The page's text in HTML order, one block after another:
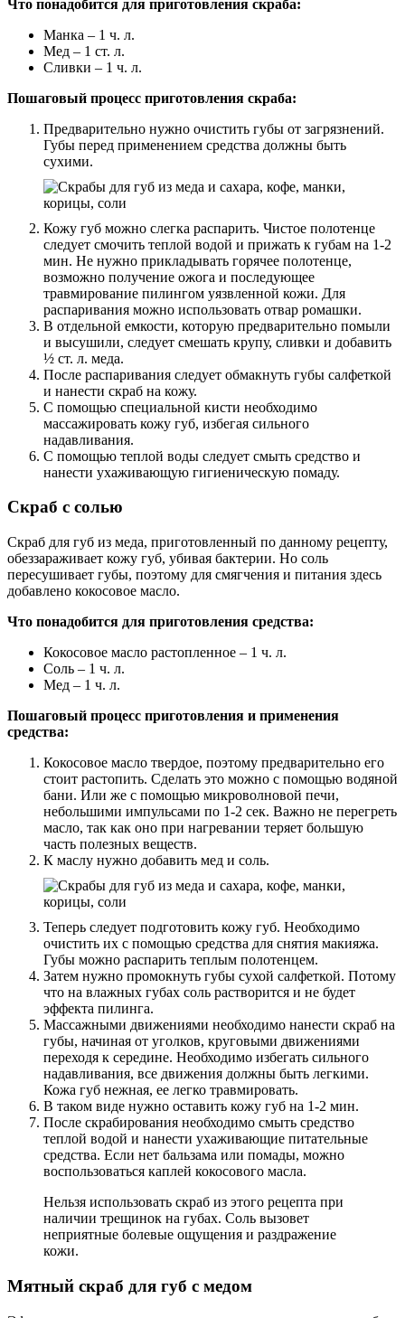
Что понадобится для приготовления скраба:
Манка – 1 ч. л.
Мед – 1 ст. л.
Сливки – 1 ч. л.
Пошаговый процесс приготовления скраба:
Предварительно нужно очистить губы от загрязнений.
Губы перед применением средства должны быть
сухими.
Кожу губ можно слегка распарить. Чистое полотенце
следует смочить теплой водой и прижать к губам на 1-2
мин. Не нужно прикладывать горячее полотенце,
возможно получение ожога и последующее
травмирование пилингом уязвленной кожи. Для
распаривания можно использовать отвар ромашки.
В отдельной емкости, которую предварительно помыли
и высушили, следует смешать крупу, сливки и добавить
½ ст. л. меда.
После распаривания следует обмакнуть губы салфеткой
и нанести скраб на кожу.
С помощью специальной кисти необходимо
массажировать кожу губ, избегая сильного
надавливания.
С помощью теплой воды следует смыть средство и
нанести ухаживающую гигиеническую помаду.
Скраб с солью
Скраб для губ из меда, приготовленный по данному рецепту,
обеззараживает кожу губ, убивая бактерии. Но соль
пересушивает губы, поэтому для смягчения и питания здесь
добавлено кокосовое масло.
Что понадобится для приготовления средства:
Кокосовое масло растопленное – 1 ч. л.
Соль – 1 ч. л.
Мед – 1 ч. л.
Пошаговый процесс приготовления и применения
средства:
Кокосовое масло твердое, поэтому предварительно его
стоит растопить. Сделать это можно с помощью водяной
бани. Или же с помощью микроволновой печи,
небольшими импульсами по 1-2 сек. Важно не перегреть
масло, так как оно при нагревании теряет большую
часть полезных веществ.
К маслу нужно добавить мед и соль.
Теперь следует подготовить кожу губ. Необходимо
очистить их с помощью средства для снятия макияжа.
Губы можно распарить теплым полотенцем.
Затем нужно промокнуть губы сухой салфеткой. Потому
что на влажных губах соль растворится и не будет
эффекта пилинга.
Массажными движениями необходимо нанести скраб на
губы, начиная от уголков, круговыми движениями
переходя к середине. Необходимо избегать сильного
надавливания, все движения должны быть легкими.
Кожа губ нежная, ее легко травмировать.
В таком виде нужно оставить кожу губ на 1-2 мин.
После скрабирования необходимо смыть средство
теплой водой и нанести ухаживающие питательные
средства. Если нет бальзама или помады, можно
воспользоваться каплей кокосового масла.
Нельзя использовать скраб из этого рецепта при
наличии трещинок на губах. Соль вызовет
неприятные болевые ощущения и раздражение
кожи.
Мятный скраб для губ с медом